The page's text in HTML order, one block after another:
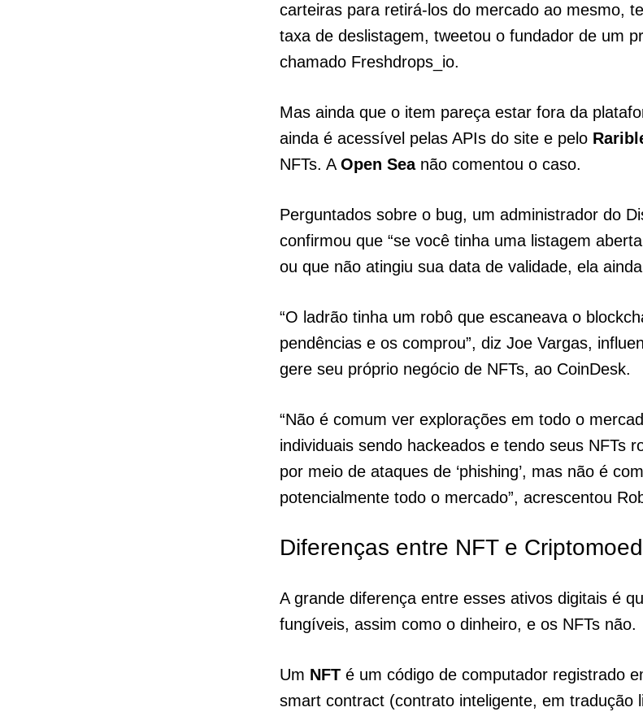
carteiras para retirá-los do mercado ao mesmo,
taxa de deslistagem, tweetou o fundador de um
chamado Freshdrops_io.
Mas ainda que o item pareça estar fora da
ainda é acessível pelas APIs do site e pelo
NFTs. A Open Seanão comentou o caso.
Perguntados sobre o bug, um administrador do
confirmou que “se você tinha uma listagem
ou que não atingiu sua data de validade, ela ainda
“O ladrão tinha um robô que escaneava o
pendências e os comprou”, diz Joe Vargas,
gere seu próprio negócio de NFTs, ao CoinDesk.
“Não é comum ver explorações em todo o
individuais sendo hackeados e tendo seus NFTs
por meio de ataques de ‘phishing’, mas não é
potencialmente todo o mercado”, acrescentou
Diferenças entre NFT e
A grande diferença entre esses ativos digitais é
fungíveis, assim como o dinheiro, e os NFTs não.
Um NFT é um código de computador registrado
smart contract (contrato inteligente, em tradução